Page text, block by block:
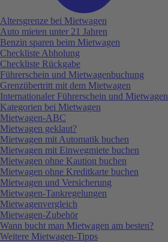
Altersgrenze bei Mietwagen
Auto mieten unter 21 Jahren
Benzin sparen beim Mietwagen
Checkliste Abholung
Checkliste Rückgabe
Führerschein und Mietwagenbuchung
Grenzübertritt mit dem Mietwagen
Internationaler Führerschein und Mietwagen
Kategorien bei Mietwagen
Mietwagen-ABC
Mietwagen geklaut?
Mietwagen mit Automatik buchen
Mietwagen mit Einwegmiete buchen
Mietwagen ohne Kaution buchen
Mietwagen ohne Kreditkarte buchen
Mietwagen und Versicherung
Mietwagen-Tankregelungen
Mietwagenvergleich
Mietwagen-Zubehör
Wann bucht man Mietwagen am besten?
Weitere Mietwagen-Tipps